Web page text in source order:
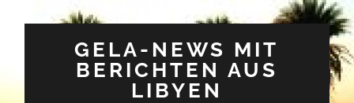
GELA-NEWS MIT
BERICHTEN AUS
LIBYEN